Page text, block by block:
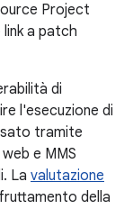
Project
link a patch
di
l'esecuzione di
tramite
e MMS
La valutazione
della